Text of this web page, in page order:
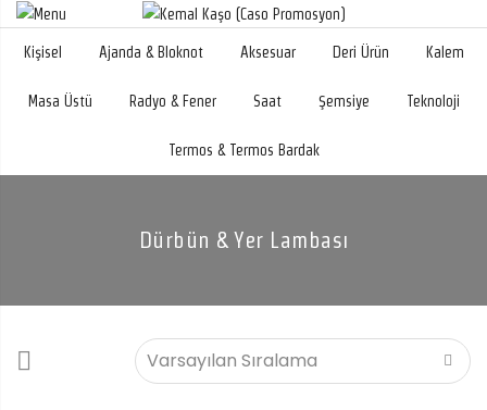
Kişisel Ajanda & Bloknot Aksesuar Deri Ürün Kalem
Masa Üstü Radyo & Fener Saat Şemsiye Teknoloji
Termos & Termos Bardak
Dürbün & Yer Lambası